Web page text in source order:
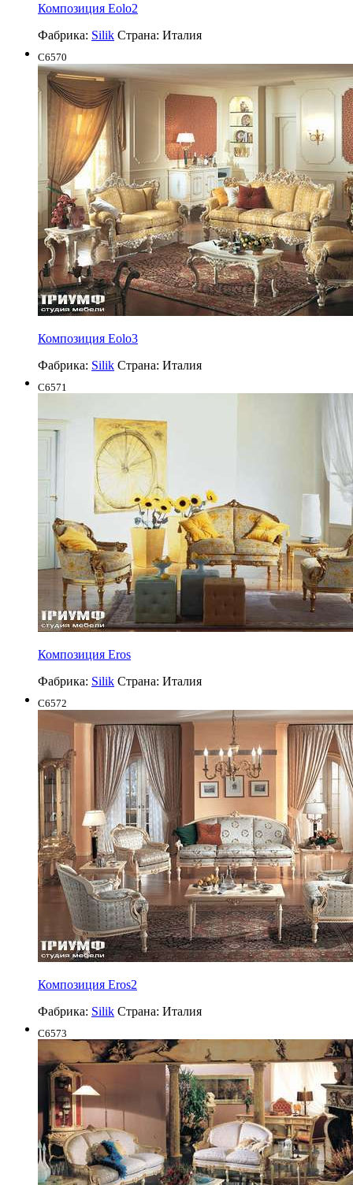
Композиция Eolo2
Фабрика: Silik Страна: Италия
C6570
Композиция Eolo3
Фабрика: Silik Страна: Италия
C6571
Композиция Eros
Фабрика: Silik Страна: Италия
C6572
Композиция Eros2
Фабрика: Silik Страна: Италия
C6573